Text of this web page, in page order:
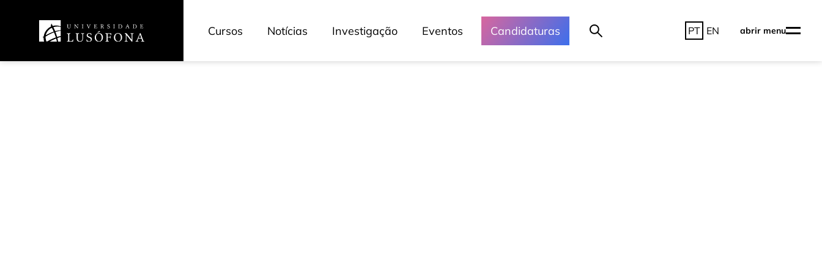
Cursos Notícias Investigação Eventos Candidaturas PT EN abrir menu